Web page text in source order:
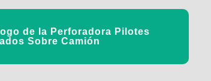
de la Perforadora Pilotes
Sobre Camión